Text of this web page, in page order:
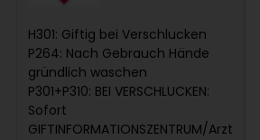
H301: Giftig bei Verschlucken
P264: Nach Gebrauch Hände
gründlich waschen
P301+P310: BEI VERSCHLUCKEN:
Sofort
GIFTINFORMATIONSZENTRUM/Arzt